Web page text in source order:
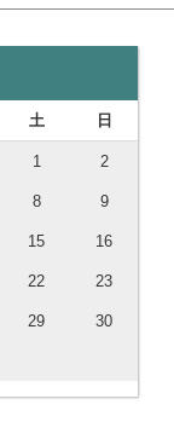
土 日
1 2
8 9
15 16
22 23
29 30